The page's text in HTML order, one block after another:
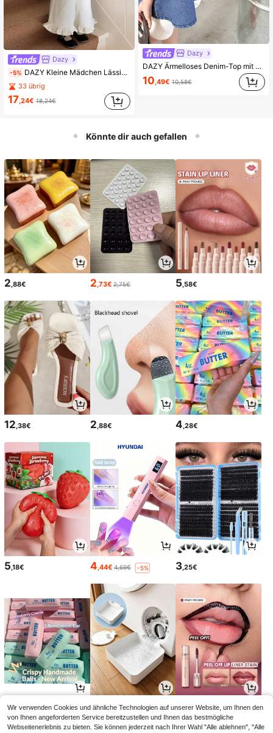
Dazy
-5% DAZY Kleine Mädchen Lässiges Denim-Hemd ohne Ärmel, Sommer
33 übrig
17,24€ 18,24€
Dazy
DAZY Ärmelloses Denim-Top mit Trägerkragen für Kleine Mädchen, Frühling/Sommer Urlaub
10 ,49€ 10,58€
Könnte dir auch gefallen
2 ,88€ 2 ,73€ 2,75€ 5 ,58€
12,38€ 2,88€ 4,28€
5,18€ 4,44€ 4,69€ -5% 3,25€
11,18€ 2,78€ 5,03€5,58€ -9%
Wir verwenden Cookies und ähnliche Technologien auf unserer Website, um Ihnen den
von Ihnen angeforderten Service bereitzustellen und Ihnen das bestmögliche
Webseitenerlebnis zu bieten. Sie können jederzeit nach Ihrer Wahl "Alle ablehnen", "Alle